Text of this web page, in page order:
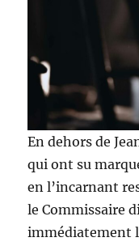
En dehors de
qui ont su
en l’incarnant
le Commissaire
immédiatement